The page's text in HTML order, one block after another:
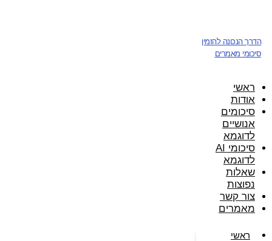
הדרך הנכונה להזמין
סיכומי מאמרים
ראשי
אודות
סיכומים
אנושיים
לדוגמא
סיכומי AI
לדוגמא
שאלות
נפוצות
צור קשר
מאמרים
ראשי